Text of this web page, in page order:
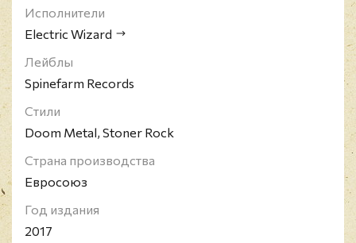
Исполнители
Electric Wizard
Лейблы
Spinefarm Records
Стили
Doom Metal, Stoner Rock
Страна производства
Евросоюз
Год издания
2017